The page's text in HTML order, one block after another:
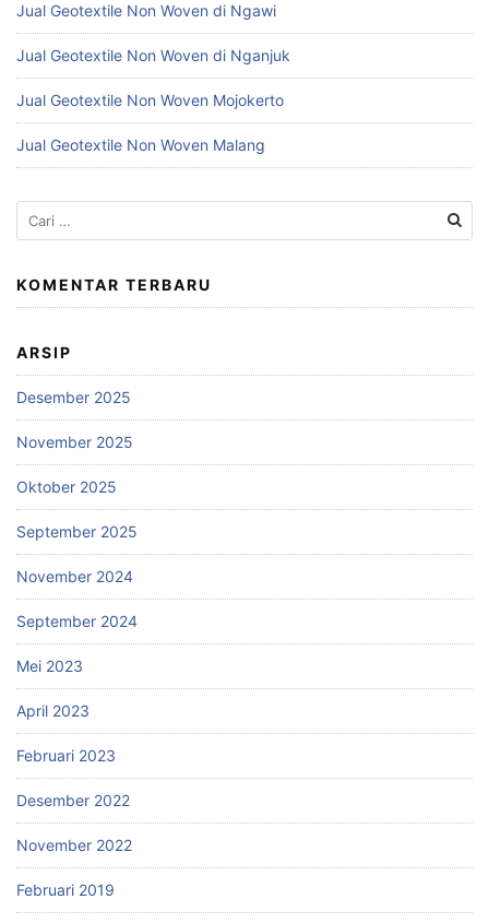
Jual Geotextile Non Woven di Ngawi
Jual Geotextile Non Woven di Nganjuk
Jual Geotextile Non Woven Mojokerto
Jual Geotextile Non Woven Malang
Cari
untuk:
KOMENTAR TERBARU
ARSIP
Desember 2025
November 2025
Oktober 2025
September 2025
November 2024
September 2024
Mei 2023
April 2023
Februari 2023
Desember 2022
November 2022
Februari 2019